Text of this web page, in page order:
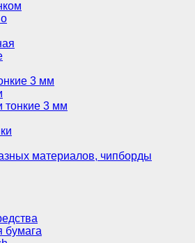
3 мм
тонкие 3 мм
материалов, чипборды
бумага